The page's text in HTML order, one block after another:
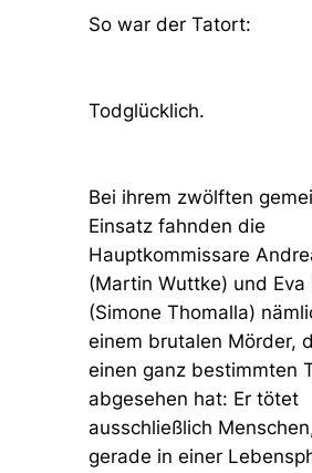
So war der Tatort:
Todglücklich.
Bei ihrem zwölften
Einsatz fahnden die
Hauptkommissare
(Martin Wuttke) und Eva
(Simone Thomalla)
einem brutalen Mörder,
einen ganz bestimmten
abgesehen hat: Er tötet
ausschließlich
gerade in einer